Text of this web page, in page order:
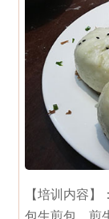
【培训内容】